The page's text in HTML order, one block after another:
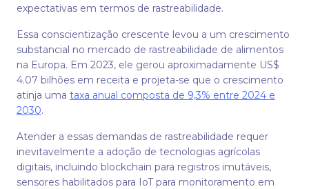
expectativas em termos de rastreabilidade.
Essa conscientização crescente levou a um crescimento
substancial no mercado de rastreabilidade de alimentos
na Europa. Em 2023, ele gerou aproximadamente US$
4.07 bilhões em receita e projeta-se que o crescimento
atinja uma taxa anual composta de 9,3% entre 2024 e
2030.
Atender a essas demandas de rastreabilidade requer
inevitavelmente a adoção de tecnologias agrícolas
digitais, incluindo blockchain para registros imutáveis,
sensores habilitados para IoT para monitoramento em